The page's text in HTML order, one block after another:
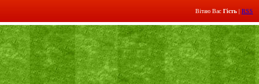
Вітаю Вас Гість | RSS